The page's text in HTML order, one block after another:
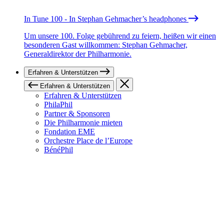
In Tune 100 - In Stephan Gehmacher’s headphones
Um unsere 100. Folge gebührend zu feiern, heißen wir einen
besonderen Gast willkommen: Stephan Gehmacher,
Generaldirektor der Philharmonie.
Erfahren & Unterstützen
Erfahren & Unterstützen
Erfahren & Unterstützen
PhilaPhil
Partner & Sponsoren
Die Philharmonie mieten
Fondation EME
Orchestre Place de l’Europe
BénéPhil